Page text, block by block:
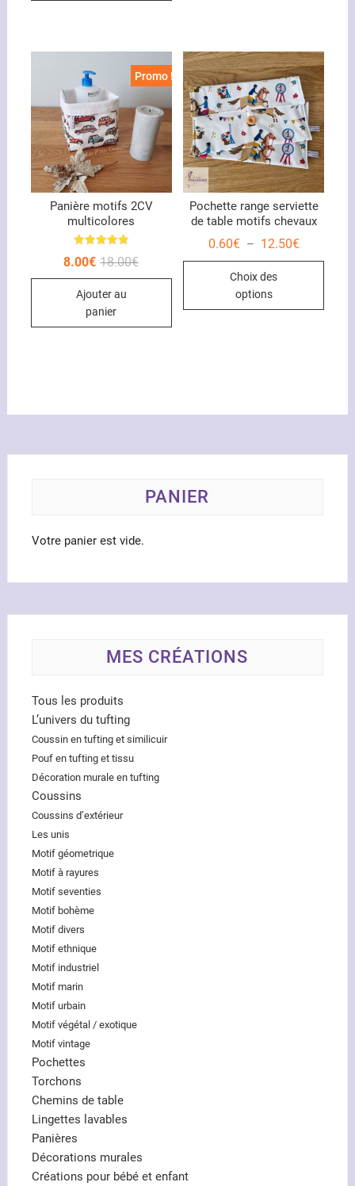
Les
options
peuvent
être
choisies
sur
page
produit
la
du
Promo !
Panière motifs 2CV
multicolores
5.0018.00€Le
8.00€
Le
Ajouter au
panier
Pochette range serviette
de table motifs chevaux
0.60€ – 12.50€Plage
prix :
Choix des
options
Ce
être
sur
PANIER
Votre panier est vide.
MES CRÉATIONS
Tous les produits
L’univers du tufting
Coussin en tufting et similicuir
Pouf en tufting et tissu
Décoration murale en tufting
Coussins
Coussins d’extérieur
Les unis
Motif géometrique
Motif à rayures
Motif seventies
Motif bohème
Motif divers
Motif ethnique
Motif industriel
Motif marin
Motif urbain
Motif végétal / exotique
Motif vintage
Pochettes
Torchons
Chemins de table
Lingettes lavables
Panières
Décorations murales
Créations pour bébé et enfant